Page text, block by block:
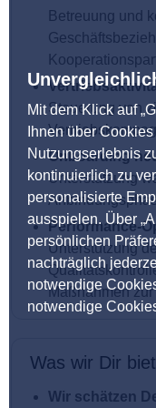
Mit dem Klick auf
Ihnen über
Nutzungserlebnis
kontinuierlich zu
personalisierte
ausspielen. Über
persönlichen
nachträglich
notwendige
notwendige
Betreuung und
Steuerung von
Onboarding
Unterstützung
Performance-
Unterstützung
Maßnahmen
Was wir Dir
Wir schätzen